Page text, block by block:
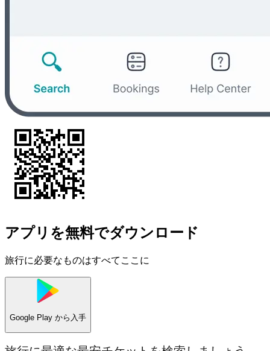
アプリを無料でダウンロード
旅行に必要なものはすべてここに
Google Play から入手